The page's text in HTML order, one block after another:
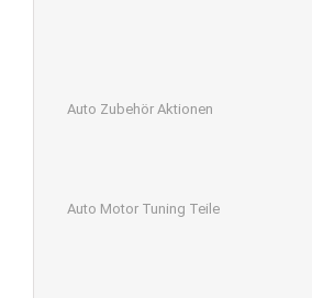
Auto Zubehör Aktionen
Auto Motor Tuning Teile